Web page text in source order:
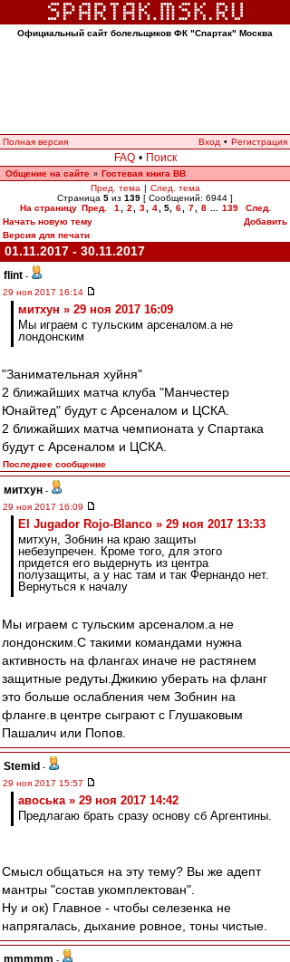
Официальный сайт болельщиков ФК "Спартак" Москва
Полная версия Вход • Регистрация
FAQ • Поиск
Общение на сайте » Гостевая книга ВВ
Пред. тема | След. тема
Страница 5 из 139 [ Сообщений: 6944 ]
На страницу Пред. 1 2 3 4 5, 6 7 8 139
След.
Начать новую тему
Добавить
Версия для печати
01.11.2017 - 30.11.2017
flint -
29 ноя 2017 16:14
митхун » 29 ноя 2017 16:09
Мы играем с тульским арсеналом.а не
лондонским
"Занимательная хуйня"
2 ближайших матча клуба "Манчестер
Юнайтед" будут с Арсеналом и ЦСКА.
2 ближайших матча чемпионата у Спартака
будут с Арсеналом и ЦСКА.
Последнее сообщение
митхун -
29 ноя 2017 16:09
El Jugador Rojo-Blanco » 29 ноя 2017 13:33
митхун, Зобнин на краю защиты
небезупречен. Кроме того, для этого
придется его выдернуть из центра
полузащиты, а у нас там и так Фернандо нет.
Вернуться к началу
Мы играем с тульским арсеналом.а не
лондонским.С такими командами нужна
активность на флангах иначе не растянем
защитные редуты.Джикию уберать на фланг
это больше ослабления чем Зобнин на
фланге.в центре сыграют с Глушаковым
Пашалич или Попов.
Stemid -
29 ноя 2017 15:57
авоська » 29 ноя 2017 14:42
Предлагаю брать сразу основу сб Аргентины.
Смысл общаться на эту тему? Вы же адепт
мантры "состав укомплектован".
Ну и ок) Главное - чтобы селезенка не
напрягалась, дыхание ровное, тоны чистые.
mmmmm -